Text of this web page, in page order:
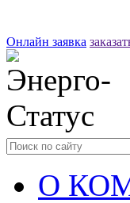
Онлайн заявка
О